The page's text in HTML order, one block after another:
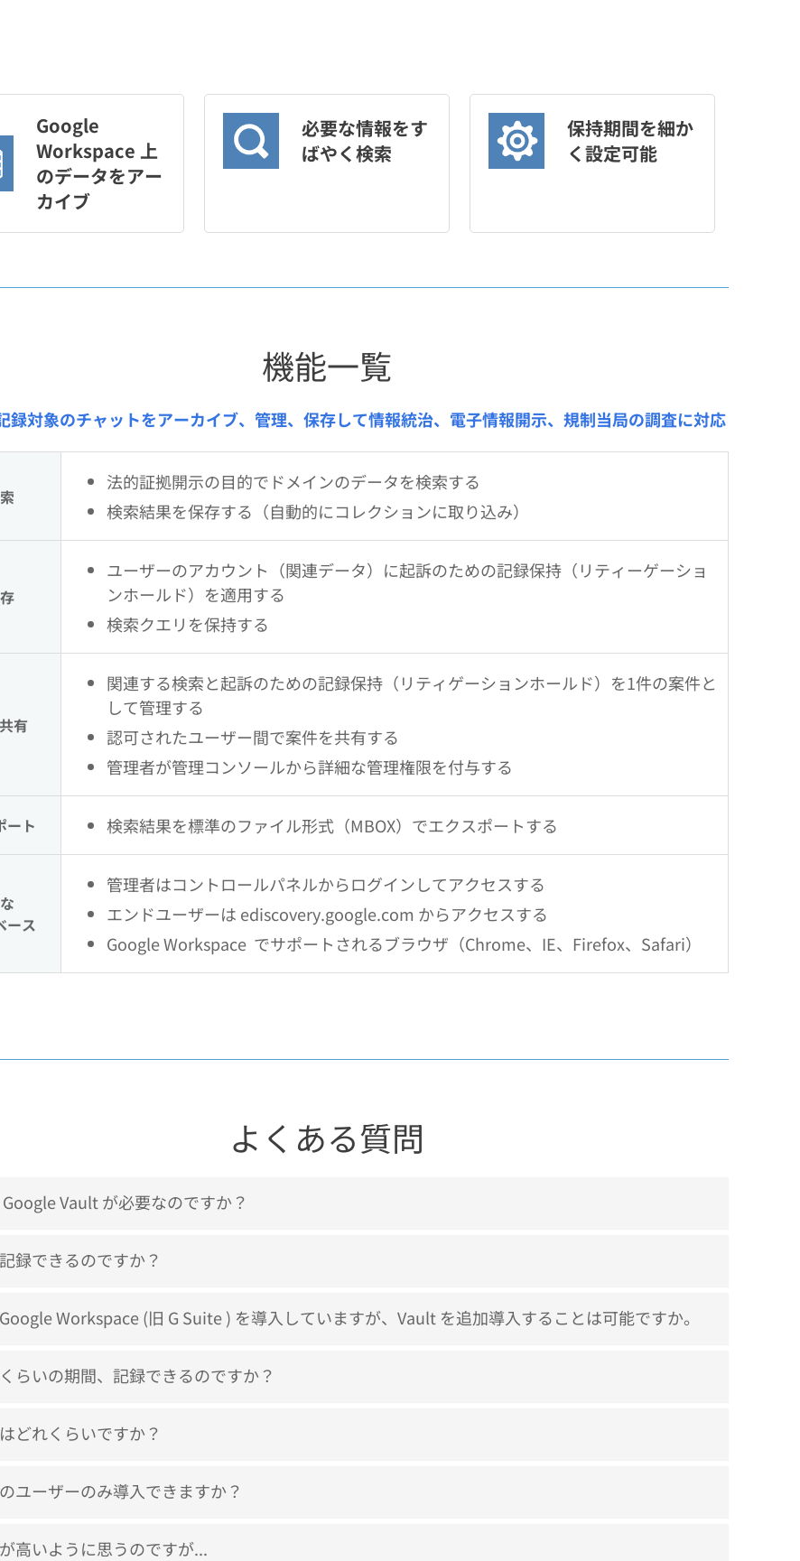
Google
Workspace 上
のデータをアー
カイブ
必要な情報をす
ばやく検索
保持期間を細か
く設定可能
機能一覧
録対象のチャットをアーカイブ、管理、保存して情報統治、電子情報開示、規制当局の調査に対応
法的証拠開示の目的でドメインのデータを検索する
検索結果を保存する（自動的にコレクションに取り込み）
ユーザーのアカウント（関連データ）に起訴のための記録保持（リティーゲーショ
ンホールド）を適用する
検索クエリを保持する
有
関連する検索と起訴のための記録保持（リティゲーションホールド）を1件の案件と
して管理する
認可されたユーザー間で案件を共有する
管理者が管理コンソールから詳細な管理権限を付与する
ート 検索結果を標準のファイル形式（MBOX）でエクスポートする
ース
管理者はコントロールパネルからログインしてアクセスする
エンドユーザーは ediscovery.google.com からアクセスする
Google Workspace でサポートされるブラウザ（Chrome、IE、Firefox、Safari）
よくある質問
Vault が必要なのですか？
録できるのですか？
Workspace (旧 G Suite ) を導入していますが、Vault を追加導入することは可能ですか。
らいの期間、記録できるのですか？
どれくらいですか？
ユーザーのみ導入できますか？
高いように思うのですが...